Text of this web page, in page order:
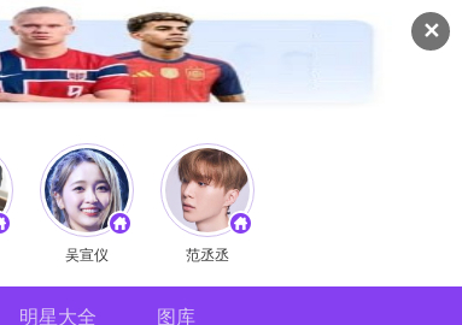
✕
吴宣仪 范丞丞
明星大全 图库